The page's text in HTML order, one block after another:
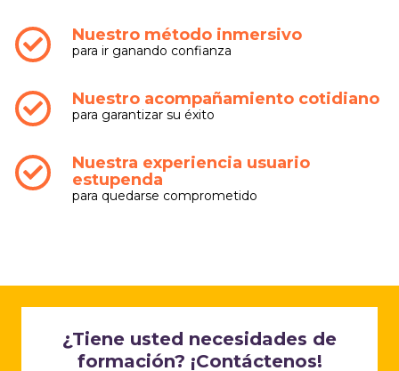
Nuestro método inmersivo
para ir ganando confianza
Nuestro acompañamiento cotidiano
para garantizar su éxito
Nuestra experiencia usuario
estupenda
para quedarse comprometido
¿Tiene usted necesidades de
formación? ¡Contáctenos!